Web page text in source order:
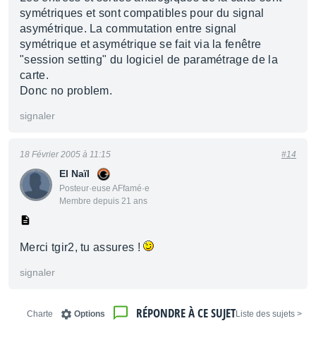
symétriques et sont compatibles pour du signal
asymétrique. La commutation entre signal
symétrique et asymétrique se fait via la fenêtre
"session setting" du logiciel de paramétrage de la
carte.
Donc no problem.
signaler
El Naïl
Posteur·euse AFfamé·e
Membre depuis 21 ans
18 Février 2005 à 11:15 #14
Merci tgir2, tu assures !
signaler
< Liste des sujets
RÉPONDRE À CE SUJET
Options
Charte